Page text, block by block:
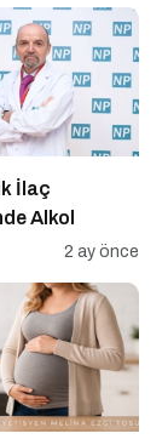
İlaç
Alkol
2 ay önce